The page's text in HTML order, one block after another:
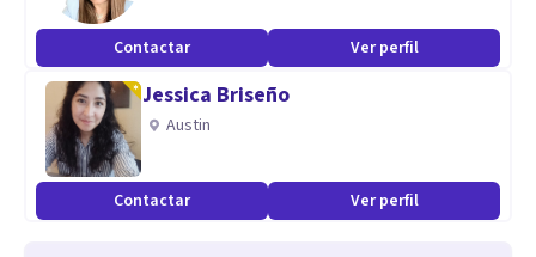
Contactar Ver perfil
Jessica Briseño
Austin
Contactar Ver perfil